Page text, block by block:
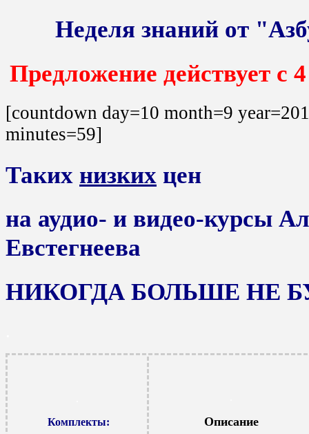
Неделя знаний от
Предложение действует с
[countdown day=10 month=9
minutes=59]
Таких низких цен
на аудио- и видео-курсы
Евстегнеева
НИКОГДА БОЛЬШЕ НЕ
Комплекты: Описание